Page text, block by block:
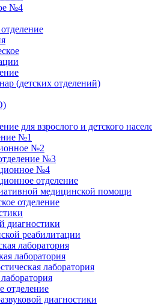
№4
(детских отделений)
для взрослого и детского
№1
№2
№3
№4
отделение
медицинской помощи
отделение
диагностики
реабилитации
лаборатория
лаборатория
лаборатория
отделение
диагностики